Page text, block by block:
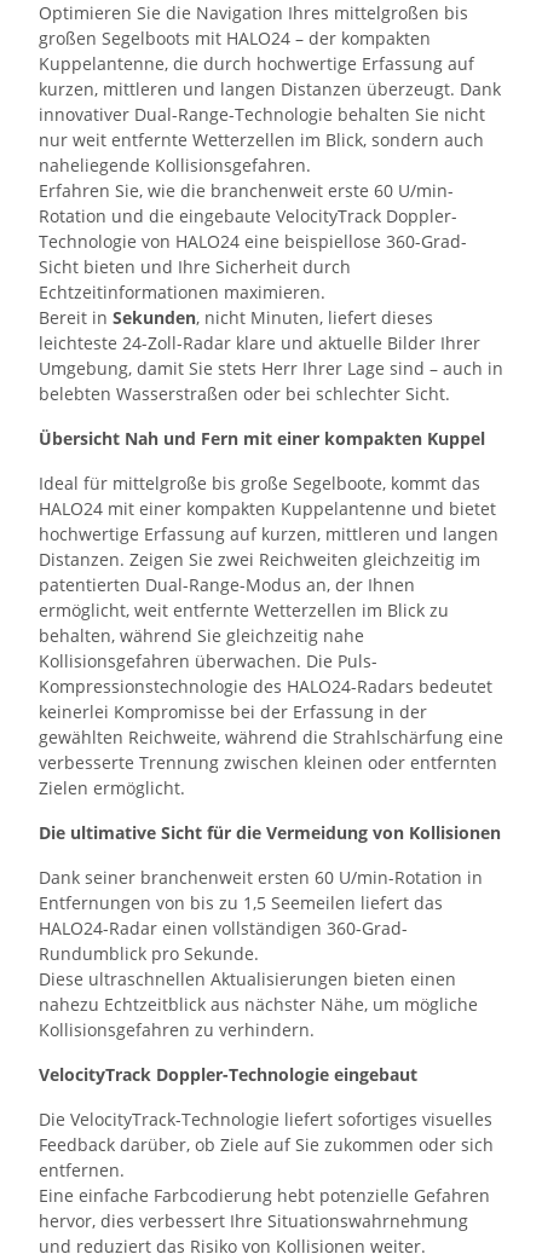
Optimieren Sie die Navigation Ihres mittelgroßen bis
großen Segelboots mit HALO24 – der kompakten
Kuppelantenne, die durch hochwertige Erfassung auf
kurzen, mittleren und langen Distanzen überzeugt. Dank
innovativer Dual-Range-Technologie behalten Sie nicht
nur weit entfernte Wetterzellen im Blick, sondern auch
naheliegende Kollisionsgefahren.
Erfahren Sie, wie die branchenweit erste 60 U/min-
Rotation und die eingebaute VelocityTrack Doppler-
Technologie von HALO24 eine beispiellose 360-Grad-
Sicht bieten und Ihre Sicherheit durch
Echtzeitinformationen maximieren.
Bereit in Sekunden, nicht Minuten, liefert dieses
leichteste 24-Zoll-Radar klare und aktuelle Bilder Ihrer
Umgebung, damit Sie stets Herr Ihrer Lage sind – auch in
belebten Wasserstraßen oder bei schlechter Sicht.
Übersicht Nah und Fern mit einer kompakten Kuppel
Ideal für mittelgroße bis große Segelboote, kommt das
HALO24 mit einer kompakten Kuppelantenne und bietet
hochwertige Erfassung auf kurzen, mittleren und langen
Distanzen. Zeigen Sie zwei Reichweiten gleichzeitig im
patentierten Dual-Range-Modus an, der Ihnen
ermöglicht, weit entfernte Wetterzellen im Blick zu
behalten, während Sie gleichzeitig nahe
Kollisionsgefahren überwachen. Die Puls-
Kompressionstechnologie des HALO24-Radars bedeutet
keinerlei Kompromisse bei der Erfassung in der
gewählten Reichweite, während die Strahlschärfung eine
verbesserte Trennung zwischen kleinen oder entfernten
Zielen ermöglicht.
Die ultimative Sicht für die Vermeidung von Kollisionen
Dank seiner branchenweit ersten 60 U/min-Rotation in
Entfernungen von bis zu 1,5 Seemeilen liefert das
HALO24-Radar einen vollständigen 360-Grad-
Rundumblick pro Sekunde.
Diese ultraschnellen Aktualisierungen bieten einen
nahezu Echtzeitblick aus nächster Nähe, um mögliche
Kollisionsgefahren zu verhindern.
VelocityTrack Doppler-Technologie eingebaut
Die VelocityTrack-Technologie liefert sofortiges visuelles
Feedback darüber, ob Ziele auf Sie zukommen oder sich
entfernen.
Eine einfache Farbcodierung hebt potenzielle Gefahren
hervor, dies verbessert Ihre Situationswahrnehmung
und reduziert das Risiko von Kollisionen weiter.